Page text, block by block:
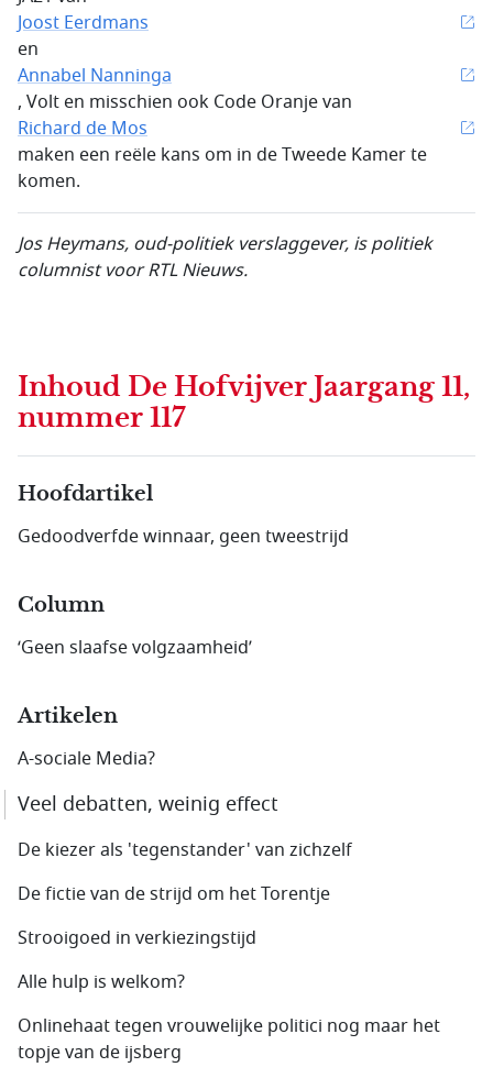
Joost Eerdmans
en
Annabel Nanninga
, Volt en misschien ook Code Oranje van
Richard de Mos
maken een reële kans om in de Tweede Kamer te
komen.
Jos Heymans, oud-politiek verslaggever, is politiek
columnist voor RTL Nieuws.
Inhoud De Hofvijver Jaargang 11,
nummer 117
Hoofdartikel
Gedoodverfde winnaar, geen tweestrijd
Column
‘Geen slaafse volgzaamheid’
Artikelen
A-sociale Media?
Veel debatten, weinig effect
De kiezer als 'tegenstander' van zichzelf
De fictie van de strijd om het Torentje
Strooigoed in verkiezingstijd
Alle hulp is welkom?
Onlinehaat tegen vrouwelijke politici nog maar het
topje van de ijsberg